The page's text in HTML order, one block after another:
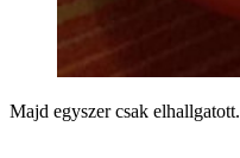
Majd egyszer csak elhallgatott.